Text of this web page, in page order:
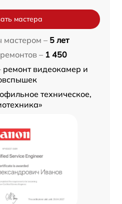
мастера
мастером – 5 лет
– 1 450
ремонт видеокамер и
техническое,